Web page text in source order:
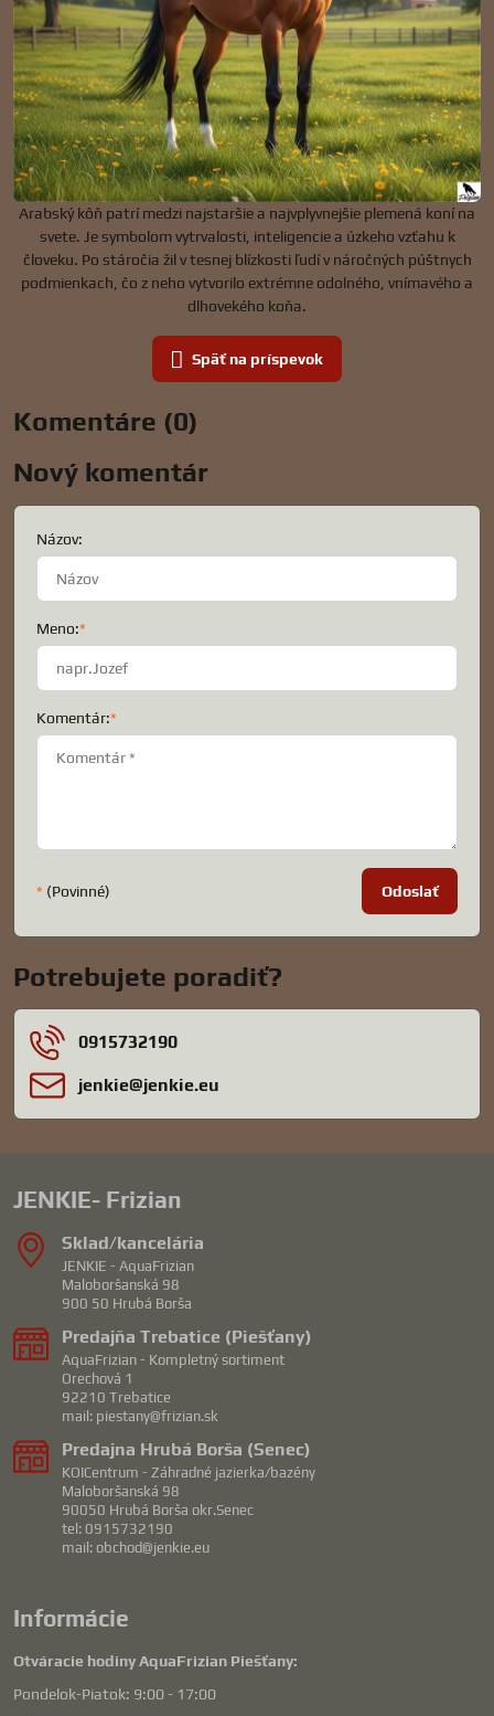
Arabský kôň patrí medzi najstaršie a najvplyvnejšie plemená koní na
svete. Je symbolom vytrvalosti, inteligencie a úzkeho vzťahu k
človeku. Po stáročia žil v tesnej blízkosti ľudí v náročných púštnych
podmienkach, čo z neho vytvorilo extrémne odolného, vnímavého a
dlhovekého koňa.
Späť na príspevok
Komentáre (0)
Nový komentár
Názov:
Meno:*
Komentár:*
* (Povinné) Odoslať
Potrebujete poradiť?
0915732190
jenkie​@jenkie​.eu
JENKIE- Frizian
Sklad/kancelária
JENKIE - AquaFrizian
Maloboršanská 98
900 50 Hrubá Borša
Predajňa Trebatice (Piešťany)
AquaFrizian - Kompletný sortiment
Orechová 1
92210 Trebatice
mail: piestany@frizian.sk
Predajna Hrubá Borša (Senec)
KOICentrum - Záhradné jazierka/bazény
Maloboršanská 98
90050 Hrubá Borša okr.Senec
tel: 0915732190
mail: obchod@jenkie.eu
Informácie
Otváracie hodiny AquaFrizian Piešťany:
Pondelok-Piatok: 9:00 - 17:00